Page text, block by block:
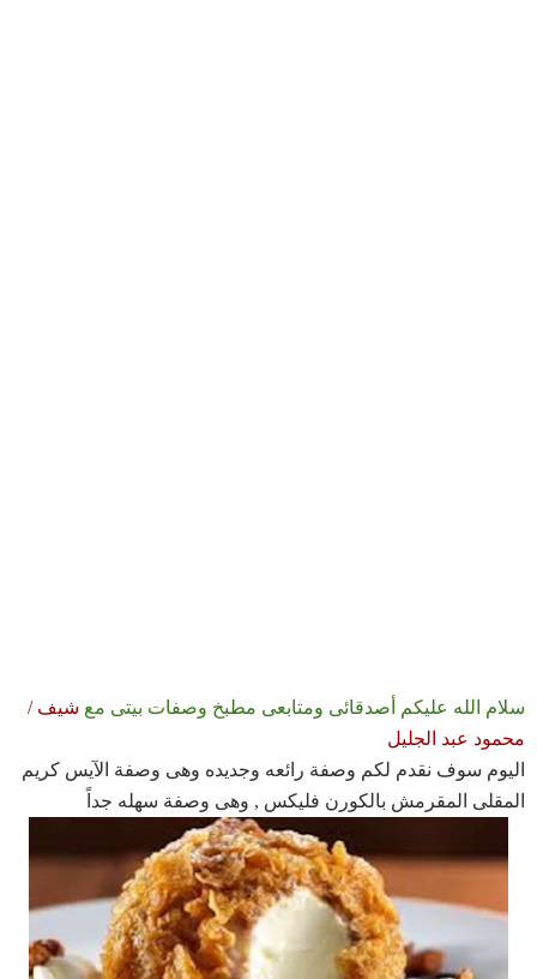
سلام الله عليكم أصدقائى ومتابعى مطبخ وصفات بيتى مع شيف /
محمود عبد الجليل
اليوم سوف نقدم لكم وصفة رائعه وجديده وهى وصفة الآيس كريم
المقلى المقرمش بالكورن فليكس , وهى وصفة سهله جداً